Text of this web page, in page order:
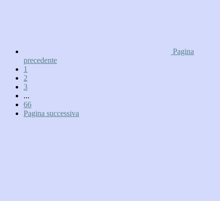
Pagina
precedente
1
2
3
...
66
Pagina successiva